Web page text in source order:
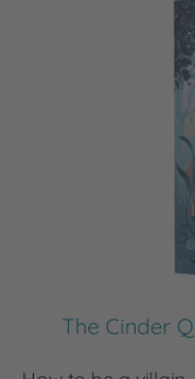
The Cinder